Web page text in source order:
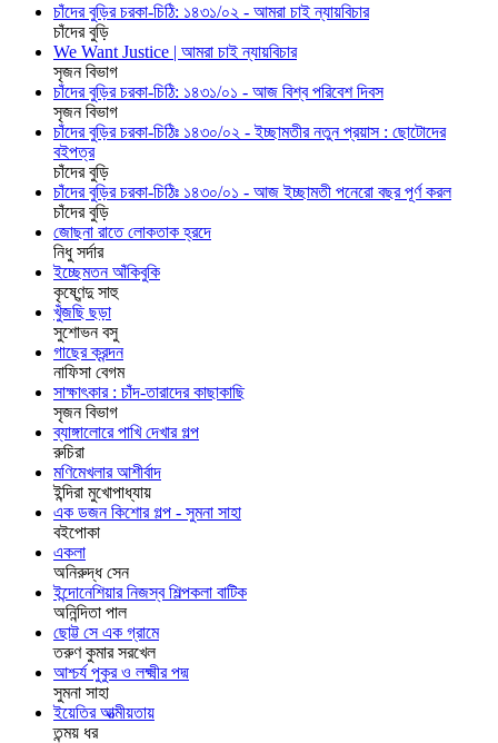
চাঁদের বুড়ির চরকা-চিঠি: ১৪৩১/০২ - আমরা চাই ন্যায়বিচার
চাঁদের বুড়ি
We Want Justice | আমরা চাই ন্যায়বিচার
সৃজন বিভাগ
চাঁদের বুড়ির চরকা-চিঠি: ১৪৩১/০১ - আজ বিশ্ব পরিবেশ দিবস
সৃজন বিভাগ
চাঁদের বুড়ির চরকা-চিঠিঃ ১৪৩০/০২ - ইচ্ছামতীর নতুন প্রয়াস : ছোটোদের
বইপত্র
চাঁদের বুড়ি
চাঁদের বুড়ির চরকা-চিঠিঃ ১৪৩০/০১ - আজ ইচ্ছামতী পনেরো বছর পূর্ণ করল
চাঁদের বুড়ি
জোছনা রাতে লোকতাক হ্রদে
নিধু সর্দার
ইচ্ছেমতন আঁকিবুকি
কৃষ্ণেন্দু সাহু
খুঁজছি ছড়া
সুশোভন বসু
গাছের ক্রন্দন
নাফিসা বেগম
সাক্ষাৎকার : চাঁদ-তারাদের কাছাকাছি
সৃজন বিভাগ
ব্যাঙ্গালোরে পাখি দেখার গল্প
রুচিরা
মণিমেখলার আশীর্বাদ
ইন্দিরা মুখোপাধ্যায়
এক ডজন কিশোর গল্প - সুমনা সাহা
বইপোকা
একলা
অনিরুদ্ধ সেন
ইন্দোনেশিয়ার নিজস্ব শিল্পকলা বাটিক
অনিন্দিতা পাল
ছোট্ট সে এক গ্রামে
তরুণ কুমার সরখেল
আশ্চর্য পুকুর ও লক্ষ্মীর পদ্ম
সুমনা সাহা
ইয়েতির আত্মীয়তায়
তন্ময় ধর